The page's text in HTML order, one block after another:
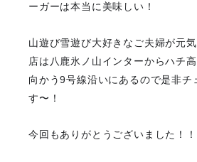
ーガーは本当に美味しい！
山遊び雪遊び大好きなご夫婦が元
店は八鹿氷ノ山インターからハチ
向かう9号線沿いにあるので是非チ
す〜！
今回もありがとうございました！